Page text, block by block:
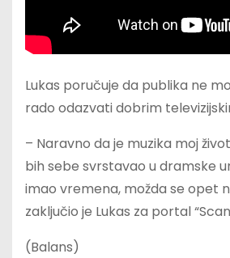
Lukas poručuje da publika ne
rado odazvati dobrim
– Naravno da je muzika moj
bih sebe svrstavao u dramske
imao vremena, možda se opet
zaključio je Lukas za portal
(Balans)